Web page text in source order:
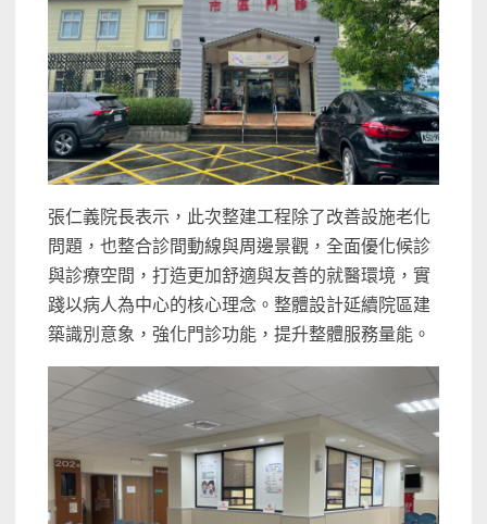
張仁義院長表示，此次整建工程除了改善設施老化
問題，也整合診間動線與周邊景觀，全面優化候診
與診療空間，打造更加舒適與友善的就醫環境，實
踐以病人為中心的核心理念。整體設計延續院區建
築識別意象，強化門診功能，提升整體服務量能。